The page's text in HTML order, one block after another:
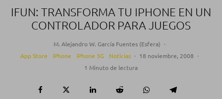
IFUN: TRANSFORMA TU IPHONE EN UN
CONTROLADOR PARA JUEGOS
M. Alejandro W. García Fuentes (Esfera) ·
App Store
iPhone iPhone 3G Noticias · 18 noviembre, 2008 ·
1 Minuto de lectura